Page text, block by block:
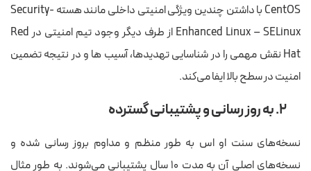
CentOS با داشتن چندین ویژگی امنیتی داخلی مانند هسته Security-
Enhanced Linux – SELinux از طرف دیگر وجود تیم امنیتی در Red
Hat نقش مهمی را در شناسایی تهدیدها، آسیب ها و در نتیجه تضمین
امنیت در سطح بالا ایفا می‌کند.
۲. به روز رسانی و پشتیبانی گسترده
نسخه‌های سنت او اس به طور منظم و مداوم بروز رسانی شده و
نسخه‌های اصلی آن به مدت ۱۰ سال پشتیبانی می‌شوند. به طور مثال